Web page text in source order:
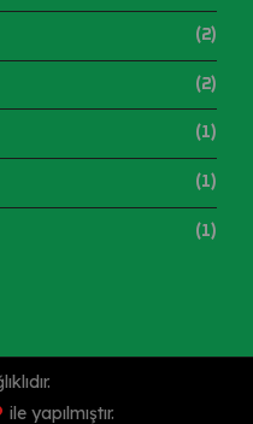
(2)
(2)
(1)
(1)
(1)
ile yapılmıştır.